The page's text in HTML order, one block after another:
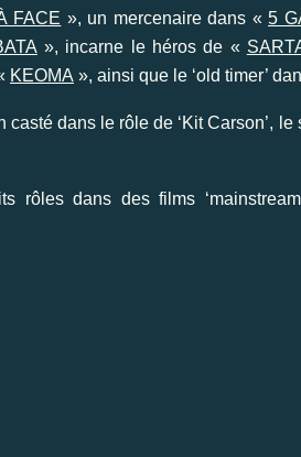
FACE », un mercenaire dans «5
», incarne le héros de «
KEOMA », ainsi que le ‘old timer’
casté dans le rôle de ‘Kit Carson’,
rôles dans des films